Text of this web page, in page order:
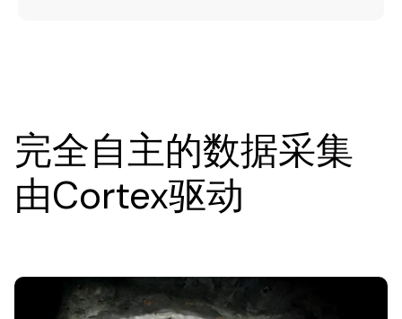
完全自主的数据采集
由Cortex驱动